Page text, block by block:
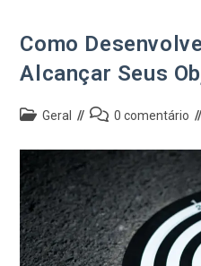
Como
Alcançar Seus
Geral 0 comentário